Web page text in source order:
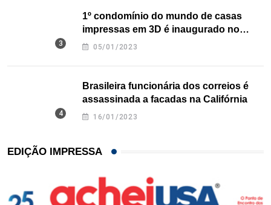
1º condomínio do mundo de casas
impressas em 3D é inaugurado no
Texas
05/01/2023
Brasileira funcionária dos correios é
assassinada a facadas na Califórnia
16/01/2023
EDIÇÃO IMPRESSA